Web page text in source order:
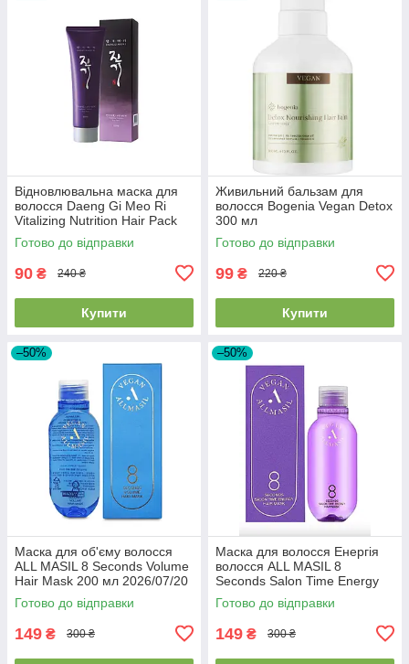
Відновлювальна маска для
волосся Daeng Gi Meo Ri
Vitalizing Nutrition Hair Pack
120ml EXP28/08/26
Готово до відправки
90 ₴ 240 ₴
Купити
Живильний бальзам для
волосся Bogenia Vegan Detox
300 мл
Готово до відправки
99 ₴ 220 ₴
Купити
–50%
Маска для об'єму волосся
ALL MASIL 8 Seconds Volume
Hair Mask 200 мл 2026/07/20
Готово до відправки
149 ₴ 300 ₴
–50%
Маска для волосся Енергія
волосся ALL MASIL 8
Seconds Salon Time Energy
Hair Mask 200 мл 2026/07/23
Готово до відправки
149 ₴ 300 ₴